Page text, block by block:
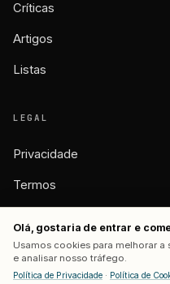
Críticas
Artigos
Listas
LEGAL
Privacidade
Termos
Olá, gostaria de entrar e
Usamos cookies para melhorar
e analisar nosso tráfego.
Política de Privacidade · Política de